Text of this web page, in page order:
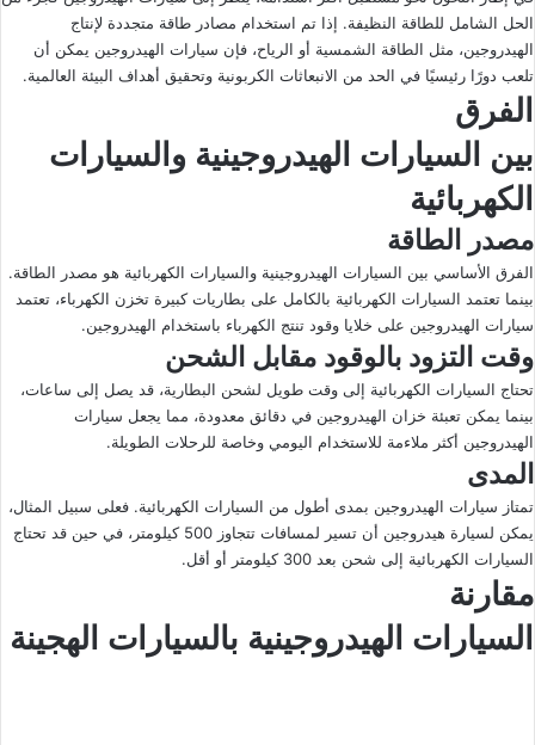
الحل الشامل للطاقة النظيفة. إذا تم استخدام مصادر طاقة متجددة لإنتاج
الهيدروجين، مثل الطاقة الشمسية أو الرياح، فإن سيارات الهيدروجين يمكن أن
تلعب دورًا رئيسيًا في الحد من الانبعاثات الكربونية وتحقيق أهداف البيئة العالمية.
الفرق
بين السيارات الهيدروجينية والسيارات
الكهربائية
مصدر الطاقة
الفرق الأساسي بين السيارات الهيدروجينية والسيارات الكهربائية هو مصدر الطاقة.
بينما تعتمد السيارات الكهربائية بالكامل على بطاريات كبيرة تخزن الكهرباء، تعتمد
سيارات الهيدروجين على خلايا وقود تنتج الكهرباء باستخدام الهيدروجين.
وقت التزود بالوقود مقابل الشحن
تحتاج السيارات الكهربائية إلى وقت طويل لشحن البطارية، قد يصل إلى ساعات،
بينما يمكن تعبئة خزان الهيدروجين في دقائق معدودة، مما يجعل سيارات
الهيدروجين أكثر ملاءمة للاستخدام اليومي وخاصة للرحلات الطويلة.
المدى
تمتاز سيارات الهيدروجين بمدى أطول من السيارات الكهربائية. فعلى سبيل المثال،
يمكن لسيارة هيدروجين أن تسير لمسافات تتجاوز 500 كيلومتر، في حين قد تحتاج
السيارات الكهربائية إلى شحن بعد 300 كيلومتر أو أقل.
مقارنة
السيارات الهيدروجينية بالسيارات الهجينة